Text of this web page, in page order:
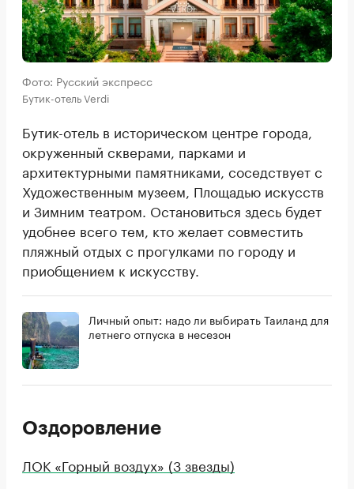
Фото: Русский экспресс
Бутик-отель Verdi
Бутик-отель в историческом центре города,
окруженный скверами, парками и
архитектурными памятниками, соседствует с
Художественным музеем, Площадью искусств
и Зимним театром. Остановиться здесь будет
удобнее всего тем, кто желает совместить
пляжный отдых с прогулками по городу и
приобщением к искусству.
Личный опыт: надо ли выбирать Таиланд для
летнего отпуска в несезон
Оздоровление
ЛОК «Горный воздух» (3 звезды)